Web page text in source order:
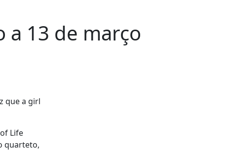
a 13 de março
que a girl
Life
quarteto,